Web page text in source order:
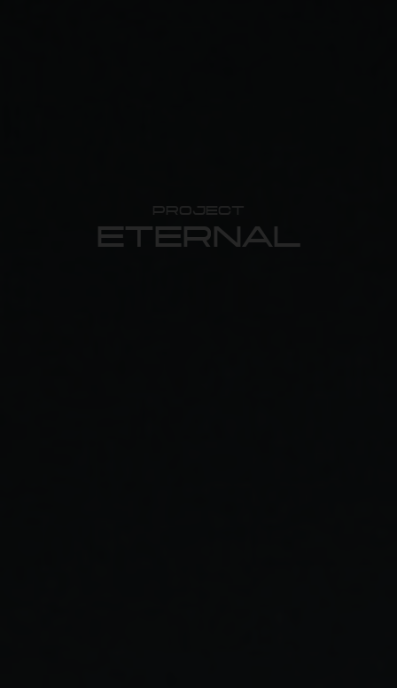
PROJECT
ETERNAL